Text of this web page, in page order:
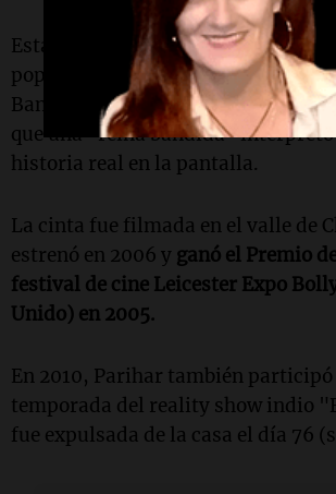
Esta delincuente devenida a
popular protagonizó la película
Bandit Queen", el primer film del
que una "reina bandida"
historia real en la pantalla.
La cinta fue filmada en el valle de
estrenó en 2006 y ganó el Premio
festival de cine Leicester Expo
Unido) en 2005.
En 2010, Parihar también
temporada del reality show indio
fue expulsada de la casa el día 76